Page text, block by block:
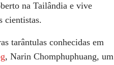
na Tailândia e vive
cientistas.
tarântulas conhecidas em
, Narin Chomphuphuang, um